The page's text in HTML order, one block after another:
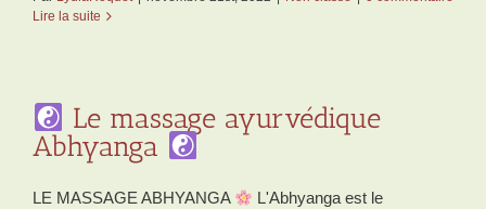
Lire la suite
Le massage ayurvédique
Abhyanga
LE MASSAGE ABHYANGA
L'Abhyanga est le